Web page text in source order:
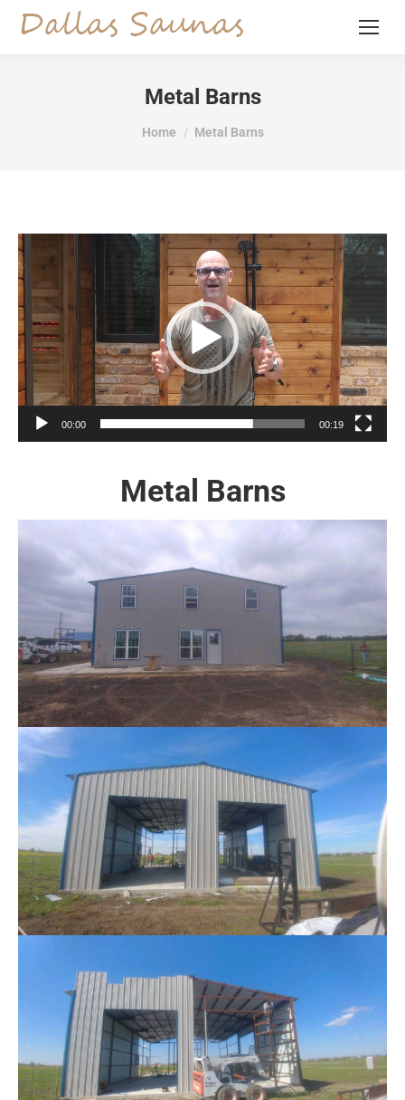
Metal Barns
You are here:
Home Metal Barns
Video
Player
00:00 00:19
Metal Barns